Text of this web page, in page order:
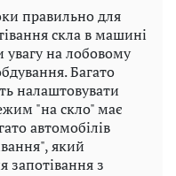
правильно для
скла в машині
увагу на лобовому
Багато
налаштовувати
"на скло" має
автомобілів
який
запотівання з